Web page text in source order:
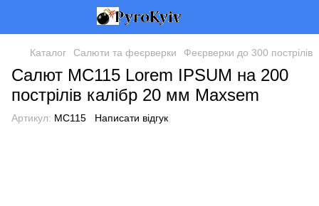
Каталог Салюти та феєрверки Феєрверки до 300 пострілів
Салют MC115 Lorem IPSUM на 200
пострілів калібр 20 мм Maxsem
Артикул: MC115 Написати відгук